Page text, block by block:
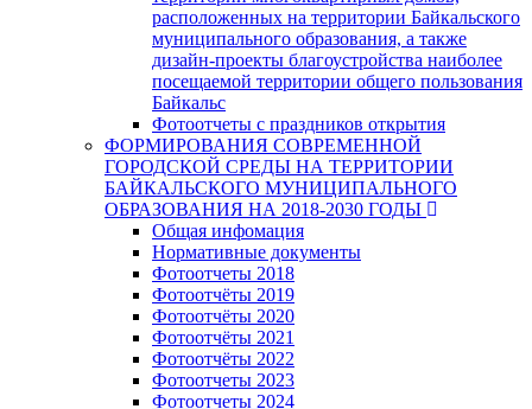
расположенных на территории Байкальского
муниципального образования, а также
дизайн-проекты благоустройства наиболее
посещаемой территории общего пользования
Байкальс
Фотоотчеты с праздников открытия
ФОРМИРОВАНИЯ СОВРЕМЕННОЙ
ГОРОДСКОЙ СРЕДЫ НА ТЕРРИТОРИИ
БАЙКАЛЬСКОГО МУНИЦИПАЛЬНОГО
ОБРАЗОВАНИЯ НА 2018-2030 ГОДЫ
Общая инфомация
Нормативные документы
Фотоотчеты 2018
Фотоотчёты 2019
Фотоотчёты 2020
Фотоотчёты 2021
Фотоотчёты 2022
Фотоотчеты 2023
Фотоотчеты 2024